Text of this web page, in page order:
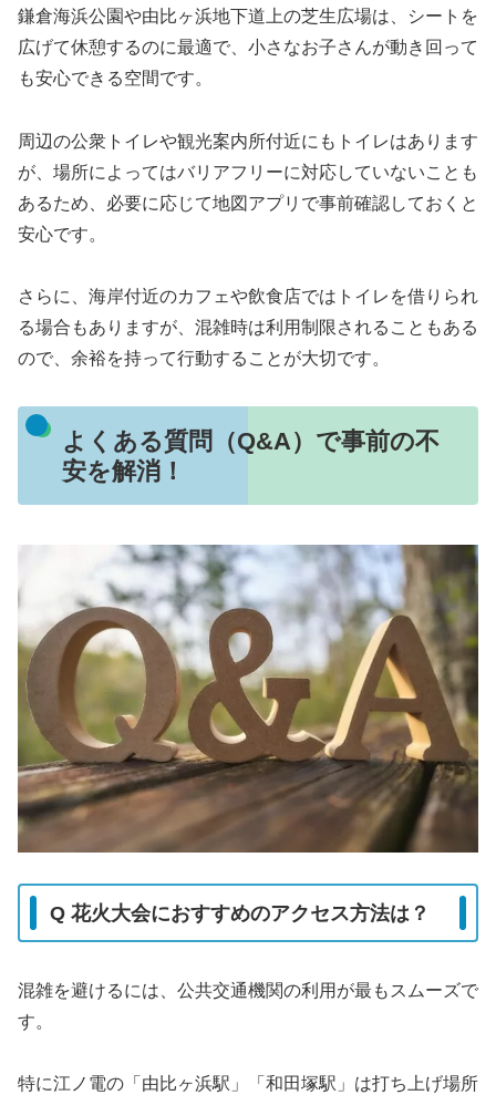
鎌倉海浜公園や由比ヶ浜地下道上の芝生広場は、シートを
広げて休憩するのに最適で、小さなお子さんが動き回って
も安心できる空間です。
周辺の公衆トイレや観光案内所付近にもトイレはあります
が、場所によってはバリアフリーに対応していないことも
あるため、必要に応じて地図アプリで事前確認しておくと
安心です。
さらに、海岸付近のカフェや飲食店ではトイレを借りられ
る場合もありますが、混雑時は利用制限されることもある
ので、余裕を持って行動することが大切です。
よくある質問（Q&A）で事前の不
安を解消！
Q 花火大会におすすめのアクセス方法は？
混雑を避けるには、公共交通機関の利用が最もスムーズで
す。
特に江ノ電の「由比ヶ浜駅」「和田塚駅」は打ち上げ場所